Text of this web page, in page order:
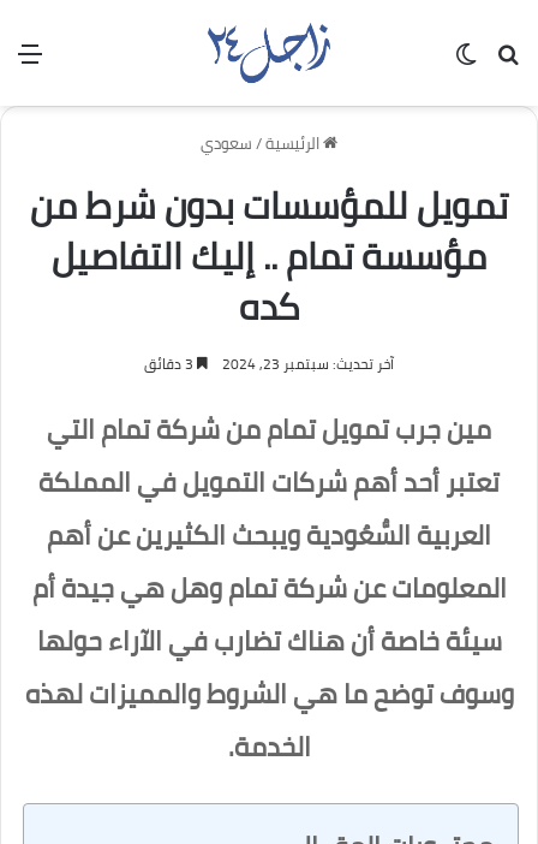
بحث عن
الرئيسية/سعودي
تمويل للمؤسسات بدون شرط من
مؤسسة تمام .. إليك التفاصيل
كده
آخر تحديث: سبتمبر 23, 2024
مين جرب تمويل تمام من شركة تمام التي
تعتبر أحد أهم شركات التمويل في المملكة
العربية السُّعُودية ويبحث الكثيرين عن أهم
المعلومات عن شركة تمام وهل هي جيدة أم
سيئة خاصة أن هناك تضارب في الآراء حولها
وسوف توضح ما هي الشروط والمميزات لهذه
الخدمة.